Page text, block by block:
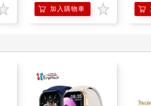
作計畫的成因，而「美感」與「美學」
來我選擇（a）系統性地說明生活中各面向
風格、認知模式、品味、外在〕如何運
本的形式呈現。前陣子我突然頓悟，發現自
的37個科學方法
加入購物車